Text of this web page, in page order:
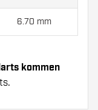
6.70 mm
kommen